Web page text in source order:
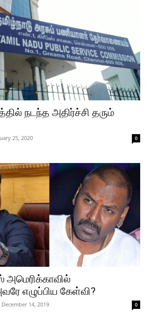
நடந்த அதிர்ச்சி தரும்
25, 2020 0
அமெரிக்காவில்
எழுப்பிய கேள்வி?
December 14, 2019 0